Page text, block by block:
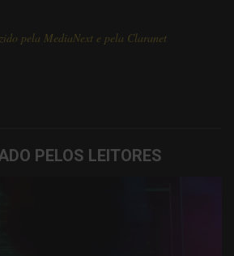
pela MediaNext e pela Claranet
PELOS LEITORES